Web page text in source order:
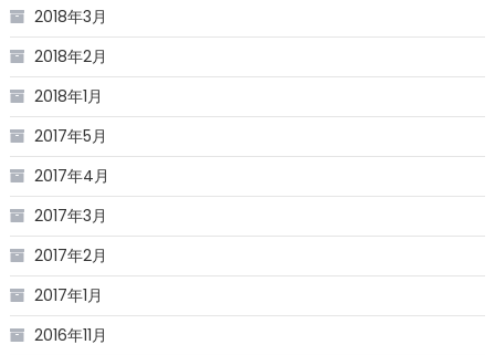
2018年3月
2018年2月
2018年1月
2017年5月
2017年4月
2017年3月
2017年2月
2017年1月
2016年11月